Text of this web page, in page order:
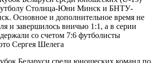
Столица-Юни Минск и БНТУ-
Основное и дополнительное время не
и завершилось вничью 1:1, а в серии
со счетом 7:6 футболисты
Сергея Шелега